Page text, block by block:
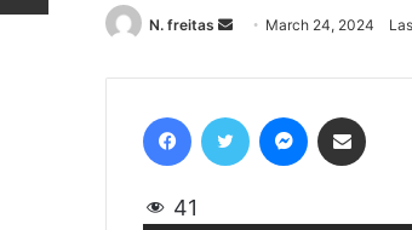
N. freitas
Send
email
March 24, 2024
41